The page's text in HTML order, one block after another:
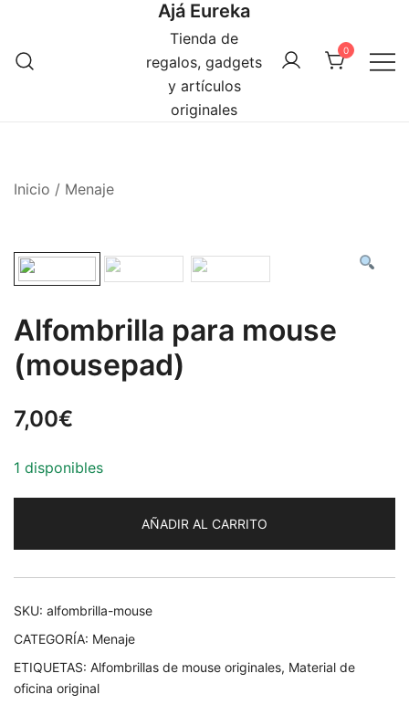
contenido
Ajá Eureka
Tienda de
regalos, gadgets
y artículos
originales
0
Inicio / Menaje
Alfombrilla para mouse
(mousepad)
7,00€
1 disponibles
AÑADIR AL CARRITO
SKU: alfombrilla-mouse
CATEGORÍA: Menaje
ETIQUETAS: Alfombrillas de mouse originales, Material de
oficina original